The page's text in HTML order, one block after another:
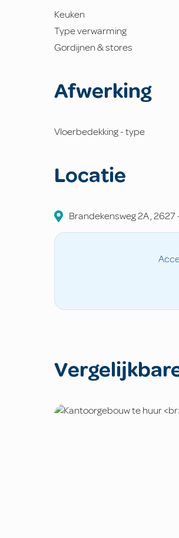
Keuken
Type verwarming
Gordijnen & stores
Afwerking
Vloerbedekking - type
Locatie
Brandekensweg 2A,2627